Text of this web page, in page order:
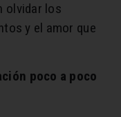
olvidar los
y el amor que
poco a poco